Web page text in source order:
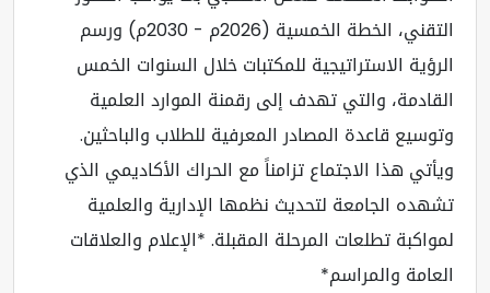
التقني، الخطة الخمسية (2026م - 2030م) ورسم
الاستراتيجية للمكتبات خلال السنوات الخمس
والتي تهدف إلى رقمنة الموارد العلمية
قاعدة المصادر المعرفية للطلاب والباحثين.
هذا الاجتماع تزامناً مع الحراك الأكاديمي الذي
الجامعة لتحديث نظمها الإدارية والعلمية
تطلعات المرحلة المقبلة. *الإعلام والعلاقات
والمراسم*